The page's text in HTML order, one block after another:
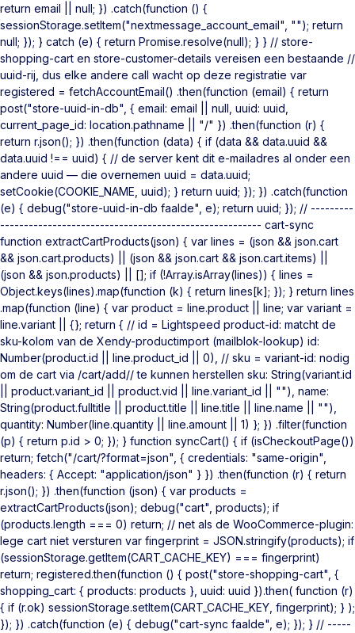
return email || null; }) .catch(function () {
sessionStorage.setItem("nextmessage_account_email", ""); return
null; }); } catch (e) { return Promise.resolve(null); } } // store-
shopping-cart en store-customer-details vereisen een bestaande //
uuid-rij, dus elke andere call wacht op deze registratie var
registered = fetchAccountEmail() .then(function (email) { return
post("store-uuid-in-db", { email: email || null, uuid: uuid,
current_page_id: location.pathname || "/" }) .then(function (r) {
return r.json(); }) .then(function (data) { if (data && data.uuid &&
data.uuid !== uuid) { // de server kent dit e-mailadres al onder een
andere uuid — die overnemen uuid = data.uuid;
setCookie(COOKIE_NAME, uuid); } return uuid; }); }) .catch(function
(e) { debug("store-uuid-in-db faalde", e); return uuid; }); // ---------
------------------------------------------------------- cart-sync
function extractCartProducts(json) { var lines = (json && json.cart
&& json.cart.products) || (json && json.cart && json.cart.items) ||
(json && json.products) || []; if (!Array.isArray(lines)) { lines =
Object.keys(lines).map(function (k) { return lines[k]; }); } return lines
.map(function (line) { var product = line.product || line; var variant =
line.variant || {}; return { // id = Lightspeed product-id: matcht de
sku-kolom van de Xendy-productimport (mailblok-lookup) id:
Number(product.id || line.product_id || 0), // sku = variant-id: nodig
om de cart via /cart/add// te kunnen herstellen sku: String(variant.id
|| product.variant_id || product.vid || line.variant_id || ""), name:
String(product.fulltitle || product.title || line.title || line.name || ""),
quantity: Number(line.quantity || line.amount || 1) }; }) .filter(function
(p) { return p.id > 0; }); } function syncCart() { if (isCheckoutPage())
return; fetch("/cart/?format=json", { credentials: "same-origin",
headers: { Accept: "application/json" } }) .then(function (r) { return
r.json(); }) .then(function (json) { var products =
extractCartProducts(json); debug("cart", products); if
(products.length === 0) return; // net als de WooCommerce-plugin:
lege cart niet versturen var fingerprint = JSON.stringify(products); if
(sessionStorage.getItem(CART_CACHE_KEY) === fingerprint)
return; registered.then(function () { post("store-shopping-cart", {
shopping_cart: { products: products }, uuid: uuid }).then( function (r)
{ if (r.ok) sessionStorage.setItem(CART_CACHE_KEY, fingerprint); } );
}); }) .catch(function (e) { debug("cart-sync faalde", e); }); } // -----